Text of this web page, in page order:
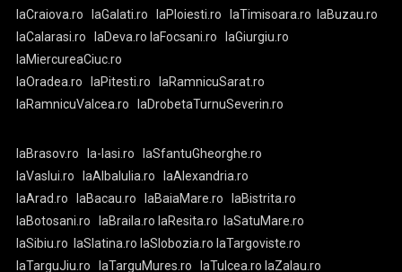
laCraiova.ro
laGalati.ro laPloiesti.ro laTimisoara.ro
laBuzau.ro
laCalarasi.ro
laDeva.ro laFocsani.ro
laGiurgiu.ro
laMiercureaCiuc.ro
laOradea.ro
laPitesti.ro
laRamnicuSarat.ro
laRamnicuValcea.ro
laDrobetaTurnuSeverin.ro
laBrasov.ro la-Iasi.ro
laSfantuGheorghe.ro
laVaslui.ro
laAlbaIulia.ro
laAlexandria.ro
laArad.ro
laBacau.ro laBaiaMare.ro
laBistrita.ro
laBotosani.ro
laBraila.ro laResita.ro
laSatuMare.ro
laSibiu.ro
laSlatina.ro laSlobozia.ro laTargoviste.ro
laTarguJiu.ro
laTarguMures.ro laTulcea.ro laZalau.ro